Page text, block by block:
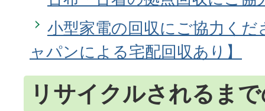
小型家電の回収にご協力く
ャパンによる宅配回収あり】
リサイクルされるま